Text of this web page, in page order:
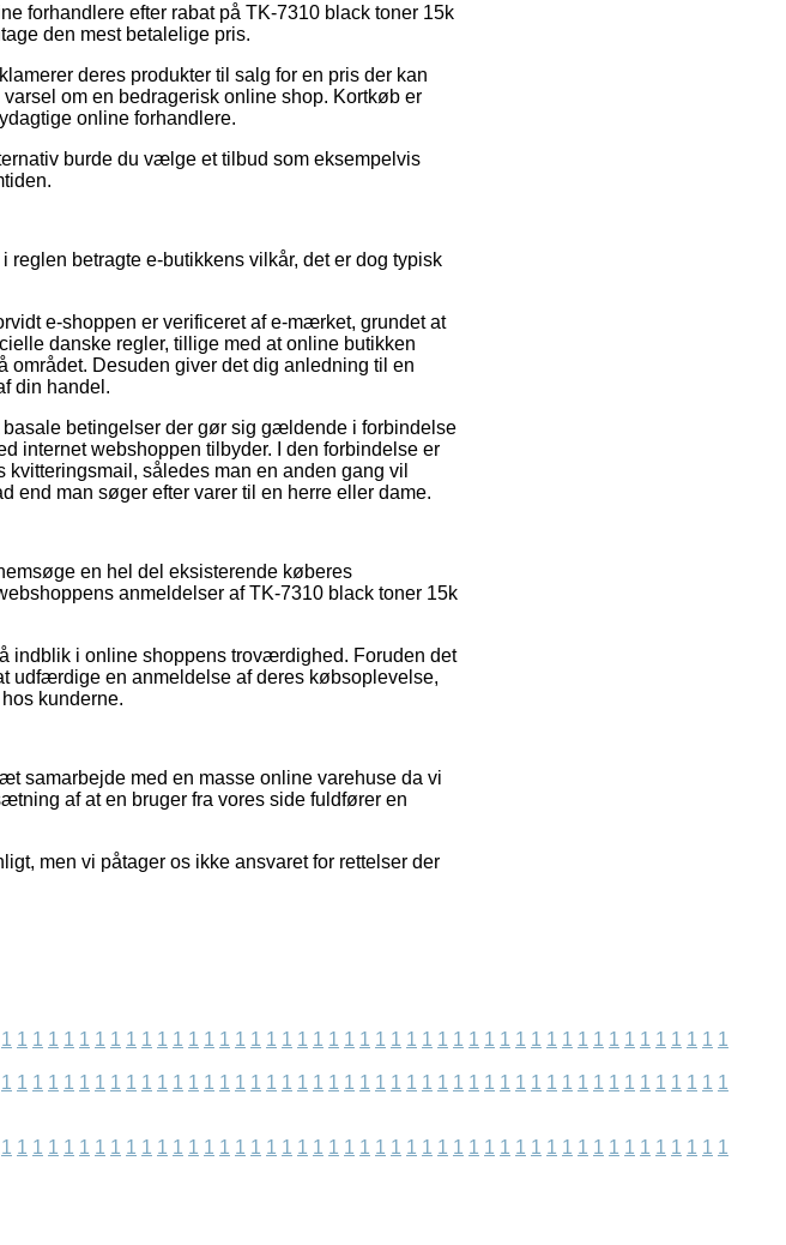
forhandlere efter rabat på TK-7310 black toner 15k
den mest betalelige pris.
deres produkter til salg for en pris der kan
om en bedragerisk online shop. Kortkøb er
online forhandlere.
burde du vælge et tilbud som eksempelvis
betragte e-butikkens vilkår, det er dog typisk
e-shoppen er verificeret af e-mærket, grundet at
danske regler, tillige med at online butikken
området. Desuden giver det dig anledning til en
din handel.
betingelser der gør sig gældende i forbindelse
internet webshoppen tilbyder. I den forbindelse er
således man en anden gang vil
end man søger efter varer til en herre eller dame.
en hel del eksisterende køberes
anmeldelser af TK-7310 black toner 15k
indblik i online shoppens troværdighed. Foruden det
udfærdige en anmeldelse af deres købsoplevelse,
kunderne.
samarbejde med en masse online varehuse da vi
af at en bruger fra vores side fuldfører en
men vi påtager os ikke ansvaret for rettelser der
1 1 1 1 1 1 1 1 1 1 1 1 1 1 1 1 1 1 1 1 1 1 1 1 1 1 1 1 1 1 1 1 1 1 1 1 1 1 1 1 1 1 1 1 1 1 1
1 1 1 1 1 1 1 1 1 1 1 1 1 1 1 1 1 1 1 1 1 1 1 1 1 1 1 1 1 1 1 1 1 1 1 1 1 1 1 1 1 1 1 1 1 1 1
1 1 1 1 1 1 1 1 1 1 1 1 1 1 1 1 1 1 1 1 1 1 1 1 1 1 1 1 1 1 1 1 1 1 1 1 1 1 1 1 1 1 1 1 1 1 1